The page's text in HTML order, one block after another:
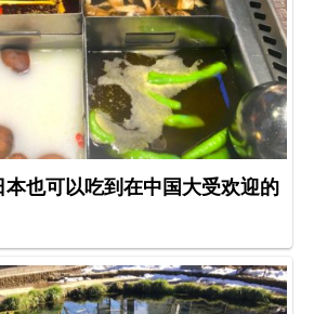
也可以吃到在中国大受欢迎的